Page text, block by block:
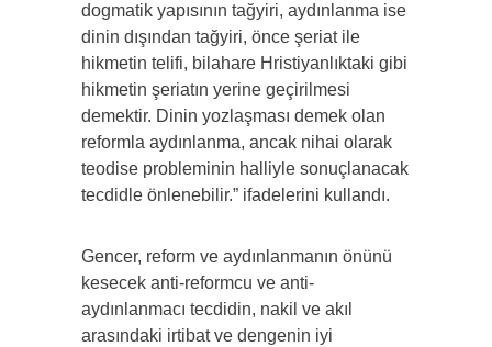
dogmatik yapısının tağyiri, aydınlanma ise
dinin dışından tağyiri, önce şeriat ile
hikmetin telifi, bilahare Hristiyanlıktaki gibi
hikmetin şeriatın yerine geçirilmesi
demektir. Dinin yozlaşması demek olan
reformla aydınlanma, ancak nihai olarak
teodise probleminin halliyle sonuçlanacak
tecdidle önlenebilir.” ifadelerini kullandı.
Gencer, reform ve aydınlanmanın önünü
kesecek anti-reformcu ve anti-
aydınlanmacı tecdidin, nakil ve akıl
arasındaki irtibat ve dengenin iyi